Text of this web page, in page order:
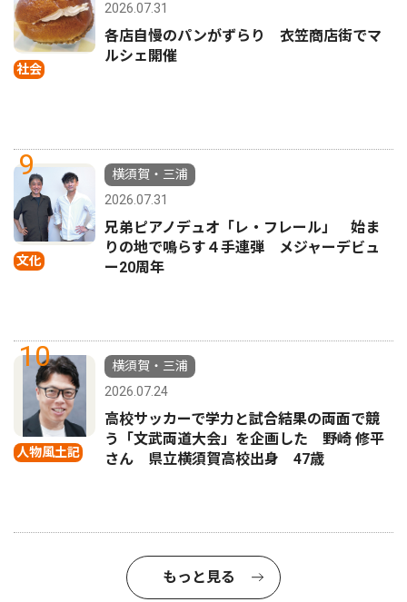
社会
2026.07.31
各店自慢のパンがずらり 衣笠商店街でマ
ルシェ開催
9
文化
横須賀・三浦
2026.07.31
兄弟ピアノデュオ「レ・フレール」 始ま
りの地で鳴らす４手連弾 メジャーデビュ
ー20周年
10
人物風土記
横須賀・三浦
2026.07.24
高校サッカーで学力と試合結果の両面で競
う「文武両道大会」を企画した 野崎 修平
さん 県立横須賀高校出身 47歳
もっと見る